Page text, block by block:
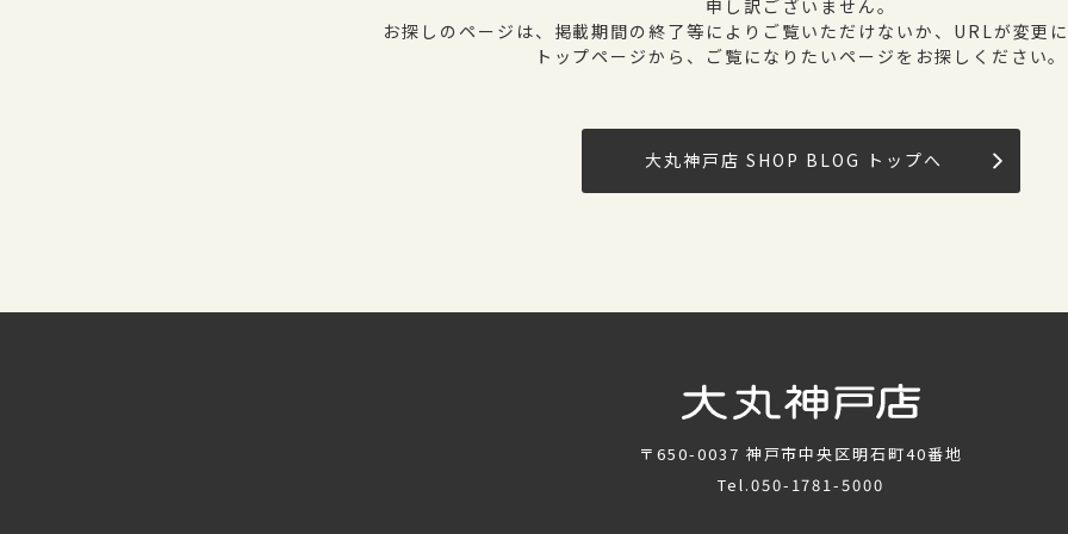
申し訳ございません。
お探しのページは、掲載期間の終了等によりご覧いただけないか、URLが変更に
トップページから、ご覧になりたいページをお探しください。
大丸神戸店 SHOP BLOG トップへ
〒650-0037 神戸市中央区明石町40番地
Tel.050-1781-5000